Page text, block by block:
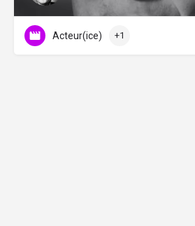
Acteur(ice) +1